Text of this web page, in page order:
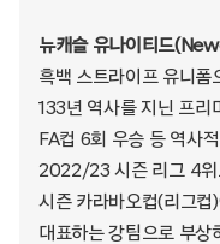
뉴캐슬 유나이티드
흑백 스트라이프 유니폼
133년 역사를 지닌 프리
FA컵 6회 우승 등 역사
2022/23 시즌 리그 4위
시즌 카라바오컵(리그
대표하는 강팀으로 부상